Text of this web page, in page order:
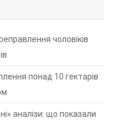
чоловіків
понад 10 гектарів
аналізи: що показали